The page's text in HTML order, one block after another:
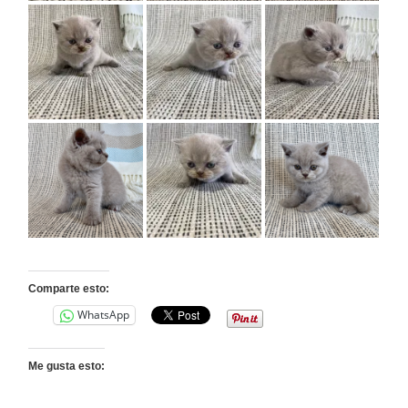
Comparte esto:
WhatsApp
Me gusta esto: